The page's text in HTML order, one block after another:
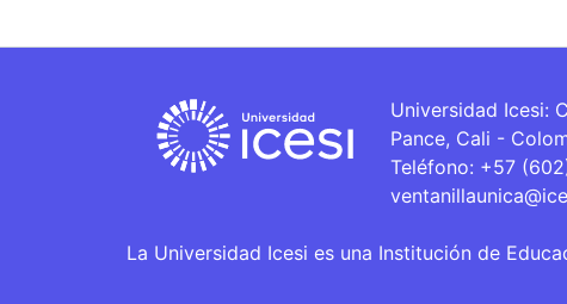
Universidad Icesi:
Pance, Cali -
Teléfono: +57
La Universidad Icesi es una Institución de